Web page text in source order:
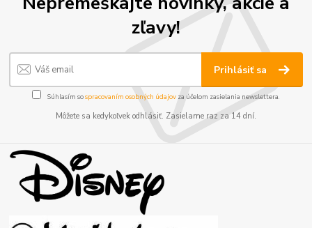
zľavy!
Prihlásiť sa
Súhlasím sospracovaním osobných údajov za účelom zasielania newslettera.
Môžete sa kedykoľvek odhlásiť. Zasielame raz za 14 dní.